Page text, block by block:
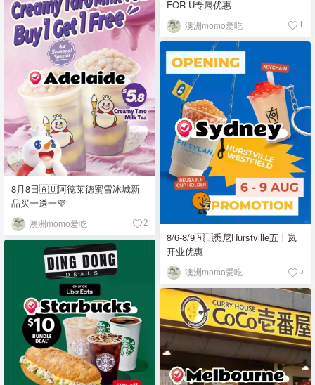
FOR U专属优惠
澳洲momo爱吃 1
8月8日🇦🇺阿德莱德蜜雪冰城新
品买一送一💜
澳洲momo爱吃 2
8/6-8/9🇦🇺悉尼Hurstville五十岚
开业优惠
澳洲momo爱吃 5